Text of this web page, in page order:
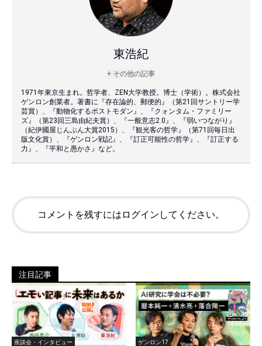
東浩紀
+ その他の記事
1971年東京生まれ。哲学者、ZEN大学教授。博士（学術）。株式会社
ゲンロン創業者。著書に『存在論的、郵便的』（第21回サントリー学
芸賞）、『動物化するポストモダン』、『クォンタム・ファミリー
ズ』（第23回三島由紀夫賞）、『一般意志2.0』、『弱いつながり』
（紀伊國屋じんぶん大賞2015）、『観光客の哲学』（第71回毎日出
版文化賞）、『ゲンロン戦記』、『訂正可能性の哲学』、『訂正する
力』、『平和と愚かさ』など。
コメントを残すにはログインしてください。
注目記事
座談会・インタビュー ゲンロン17